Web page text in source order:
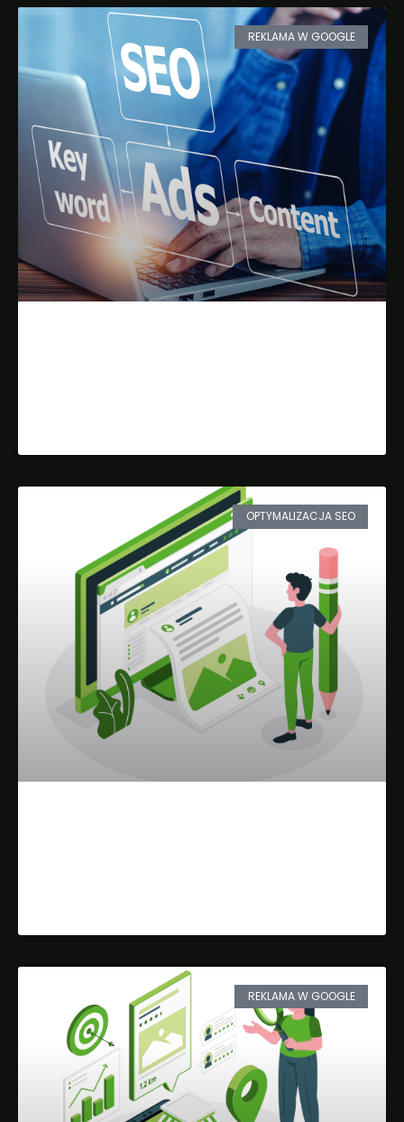
REKLAMA W GOOGLE
OPTYMALIZACJA SEO
REKLAMA W GOOGLE